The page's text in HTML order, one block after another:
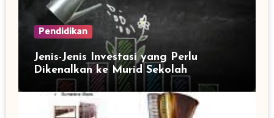
Pendidikan
Jenis-Jenis Investasi yang Perlu
Dikenalkan ke Murid Sekolah